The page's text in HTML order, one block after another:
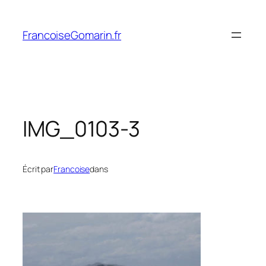
contenu
FrancoiseGomarin.fr
IMG_0103-3
Écrit parFrancoisedans